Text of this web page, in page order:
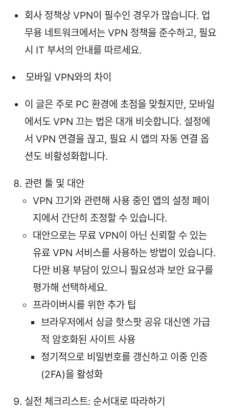
회사 정책상 VPN이 필수인 경우가 많습니다. 업
무용 네트워크에서는 VPN 정책을 준수하고, 필요
시 IT 부서의 안내를 따르세요.
모바일 VPN와의 차이
이 글은 주로 PC 환경에 초점을 맞췄지만, 모바일
에서도 VPN 끄는 법은 대개 비슷합니다. 설정에
서 VPN 연결을 끊고, 필요 시 앱의 자동 연결 옵
션도 비활성화합니다.
관련 툴 및 대안
VPN 끄기와 관련해 사용 중인 앱의 설정 페이
지에서 간단히 조정할 수 있습니다.
대안으로는 무료 VPN이 아닌 신뢰할 수 있는
유료 VPN 서비스를 사용하는 방법이 있습니다.
다만 비용 부담이 있으니 필요성과 보안 요구를
평가해 선택하세요.
프라이버시를 위한 추가 팁
브라우저에서 싱글 핫스팟 공유 대신엔 가급
적 암호화된 사이트 사용
정기적으로 비밀번호를 갱신하고 이중 인증
(2FA)을 활성화
실전 체크리스트: 순서대로 따라하기